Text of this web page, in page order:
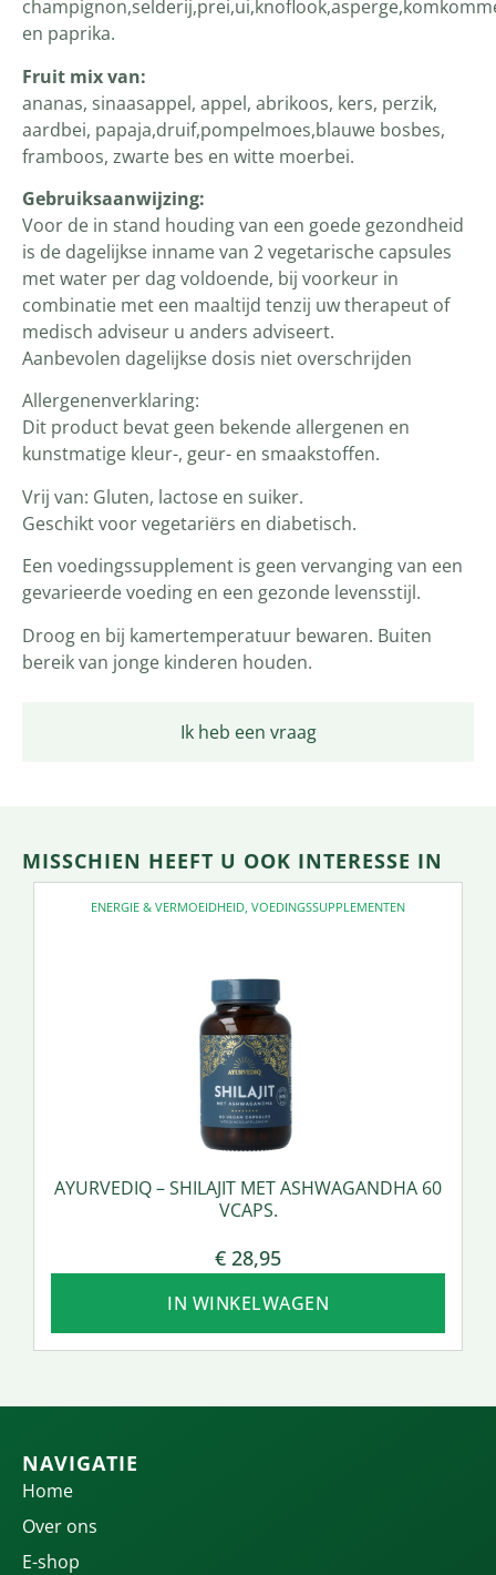
Ik heb een vraag
en paprika.
Fruit mix van:
ananas, sinaasappel, appel, abrikoos, kers, perzik,
aardbei, papaja,druif,pompelmoes,blauwe bosbes,
framboos, zwarte bes en witte moerbei.
Gebruiksaanwijzing:
Voor de in stand houding van een goede gezondheid
is de dagelijkse inname van 2 vegetarische capsules
met water per dag voldoende, bij voorkeur in
combinatie met een maaltijd tenzij uw therapeut of
medisch adviseur u anders adviseert.
Aanbevolen dagelijkse dosis niet overschrijden
Allergenenverklaring:
Dit product bevat geen bekende allergenen en
kunstmatige kleur-, geur- en smaakstoffen.
Vrij van: Gluten, lactose en suiker.
Geschikt voor vegetariërs en diabetisch.
Een voedingssupplement is geen vervanging van een
gevarieerde voeding en een gezonde levensstijl.
Droog en bij kamertemperatuur bewaren. Buiten
bereik van jonge kinderen houden.
MISSCHIEN HEEFT U OOK INTERESSE IN
ENERGIE & VERMOEIDHEID VOEDINGSSUPPLEMENTEN
AYURVEDIQ – SHILAJIT MET ASHWAGANDHA 60
VCAPS.
€ 28,95
IN WINKELWAGEN
NAVIGATIE
Home
Over ons
E-shop